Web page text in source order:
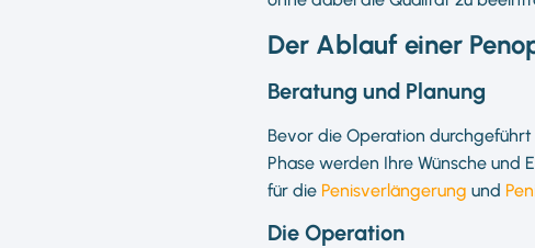
Der Ablauf einer
Beratung und Planung
Bevor die Operation
Phase werden Ihre Wünsche
für die Penisverlängerung und
Die Operation